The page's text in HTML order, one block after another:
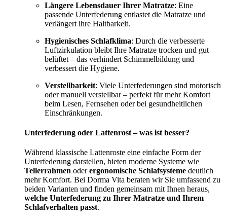
Längere Lebensdauer Ihrer Matratze: Eine
passende Unterfederung entlastet die Matratze und
verlängert ihre Haltbarkeit.
Hygienisches Schlafklima: Durch die verbesserte
Luftzirkulation bleibt Ihre Matratze trocken und gut
belüftet – das verhindert Schimmelbildung und
verbessert die Hygiene.
Verstellbarkeit: Viele Unterfederungen sind motorisch
oder manuell verstellbar – perfekt für mehr Komfort
beim Lesen, Fernsehen oder bei gesundheitlichen
Einschränkungen.
Unterfederung oder Lattenrost – was ist besser?
Während klassische Lattenroste eine einfache Form der
Unterfederung darstellen, bieten moderne Systeme wie
Tellerrahmen oderergonomische Schlafsysteme deutlich
mehr Komfort. Bei Dorma Vita beraten wir Sie umfassend zu
beiden Varianten und finden gemeinsam mit Ihnen heraus,
welche Unterfederung zu Ihrer Matratze und Ihrem
Schlafverhalten passt.